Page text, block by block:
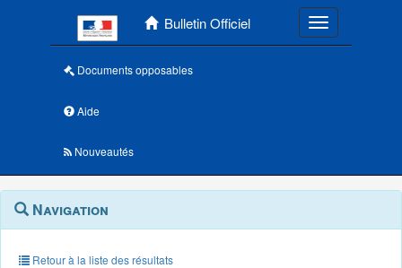
Bulletin Officiel Toggle
Documents opposables
Aide
Nouveautés
Navigation
outils
annexes
Menu
contextuel
Navigation
Retour à la liste des résultats